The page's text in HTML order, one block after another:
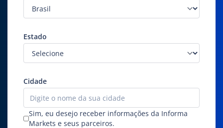
Estado
Cidade
Sim, eu desejo receber informações da Informa
Markets e seus parceiros.